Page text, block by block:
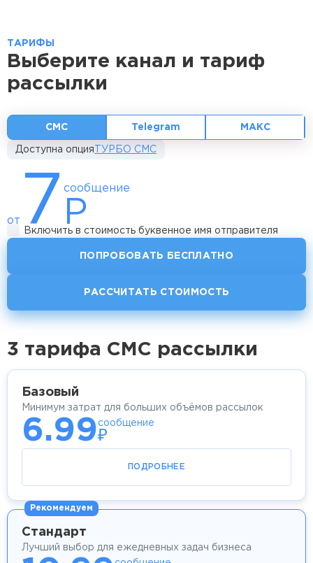
ТАРИФЫ
Выберите канал и тариф
рассылки
СМС Telegram МАКС
Доступна опция ТУРБО СМС
от 7 сообщение
Р
Включить в стоимость буквенное имя отправителя
ПОПРОБОВАТЬ БЕСПЛАТНО
РАССЧИТАТЬ СТОИМОСТЬ
3 тарифа СМС рассылки
Базовый
Минимум затрат для больших объёмов рассылок
6.99 сообщение
₽
ПОДРОБНЕЕ
Рекомендуем
Стандарт
Лучший выбор для ежедневных задач бизнеса